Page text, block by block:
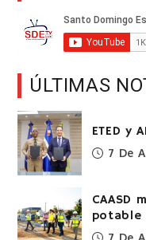
ÚLTIMAS
ETED y
7 De
CAASD
potable
7 De